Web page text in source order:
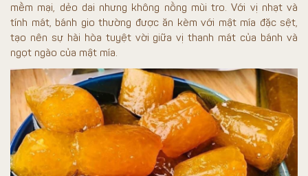
mềm mại, dẻo dai nhưng không nồng mùi tro. Với vị nhạt và
tính mát, bánh gio thường được ăn kèm với mật mía đặc sệt,
tạo nên sự hài hòa tuyệt vời giữa vị thanh mát của bánh và
ngọt ngào của mật mía.